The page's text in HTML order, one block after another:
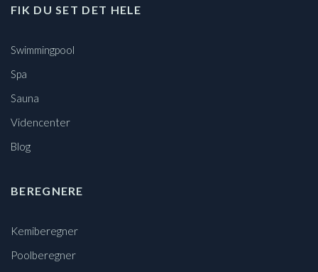
FIK DU SET DET HELE
Swimmingpool
Spa
Sauna
Videncenter
Blog
BEREGNERE
Kemiberegner
Poolberegner